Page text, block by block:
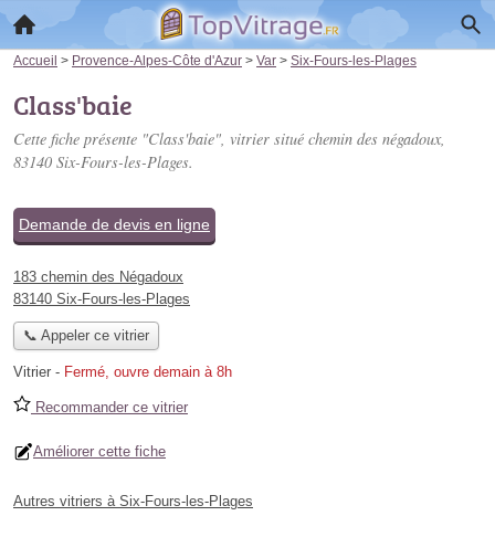
Accueil > Provence-Alpes-Côte d'Azur > Var > Six-Fours-les-Plages
Class'baie
Cette fiche présente "Class'baie", vitrier situé chemin des négadoux,
83140 Six-Fours-les-Plages.
Demande de devis en ligne
183 chemin des Négadoux
83140 Six-Fours-les-Plages
📞 Appeler ce vitrier
Vitrier - Fermé, ouvre demain à 8h
Recommander ce vitrier
Améliorer cette fiche
Autres vitriers à Six-Fours-les-Plages